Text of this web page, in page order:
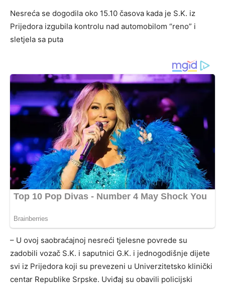
Nesreća se dogodila oko 15.10 časova kada je S.K. iz
Prijedora izgubila kontrolu nad automobilom “reno” i
sletjela sa puta
– U ovoj saobraćajnoj nesreći tjelesne povrede su
zadobili vozač S.K. i saputnici G.K. i jednogodišnje dijete
svi iz Prijedora koji su prevezeni u Univerzitetsko klinički
centar Republike Srpske. Uviđaj su obavili policijski